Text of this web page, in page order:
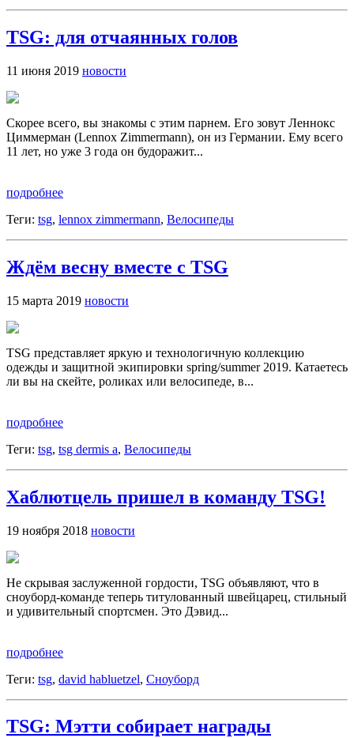
TSG: для отчаянных голов
11 июня 2019 новости
Скорее всего, вы знакомы с этим парнем. Его зовут Леннокс
Циммерман (Lennox Zimmermann), он из Германии. Ему всего
11 лет, но уже 3 года он будоражит...
подробнее
Теги: tsg, lennox zimmermann, Велосипеды
Ждём весну вместе с TSG
15 марта 2019 новости
TSG представляет яркую и технологичную коллекцию
одежды и защитной экипировки spring/summer 2019. Катаетесь
ли вы на скейте, роликах или велосипеде, в...
подробнее
Теги: tsg, tsg dermis a, Велосипеды
Хаблютцель пришел в команду TSG!
19 ноября 2018 новости
Не скрывая заслуженной гордости, TSG объявляют, что в
сноуборд-команде теперь титулованный швейцарец, стильный
и удивительный спортсмен. Это Дэвид...
подробнее
Теги: tsg, david habluetzel, Сноуборд
TSG: Мэтти собирает награды